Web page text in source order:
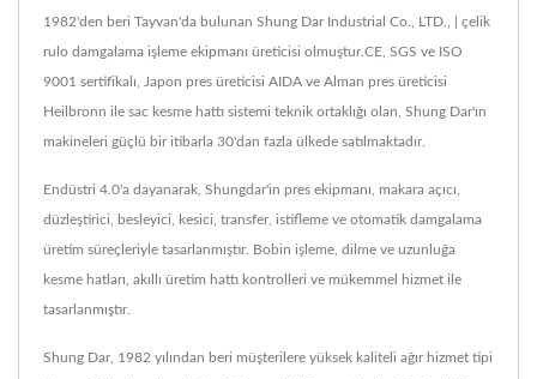
1982'den beri Tayvan'da bulunan Shung Dar Industrial Co., LTD., | çelik
rulo damgalama işleme ekipmanı üreticisi olmuştur.CE, SGS ve ISO
9001 sertifikalı, Japon pres üreticisi AIDA ve Alman pres üreticisi
Heilbronn ile sac kesme hattı sistemi teknik ortaklığı olan, Shung Dar'ın
makineleri güçlü bir itibarla 30'dan fazla ülkede satılmaktadır.
Endüstri 4.0'a dayanarak, Shungdar'in pres ekipmanı, makara açıcı,
düzleştirici, besleyici, kesici, transfer, istifleme ve otomatik damgalama
üretim süreçleriyle tasarlanmıştır. Bobin işleme, dilme ve uzunluğa
kesme hatları, akıllı üretim hattı kontrolleri ve mükemmel hizmet ile
tasarlanmıştır.
Shung Dar, 1982 yılından beri müşterilere yüksek kaliteli ağır hizmet tipi